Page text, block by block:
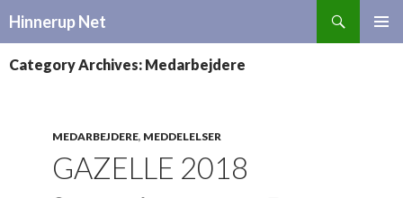
Hinnerup Net
CONTENT
Category Archives: Medarbejdere
MEDARBEJDERE, MEDDELELSER
GAZELLE 2018